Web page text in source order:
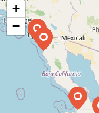
+
−